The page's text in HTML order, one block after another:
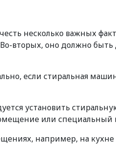
несколько важных
вторых, оно должно
если стиральная
установить
или
например, на кухне